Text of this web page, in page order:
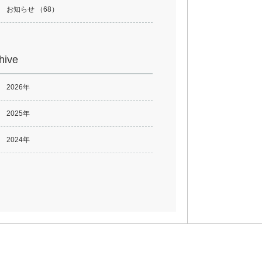
お知らせ （68）
2026年
2025年
2024年